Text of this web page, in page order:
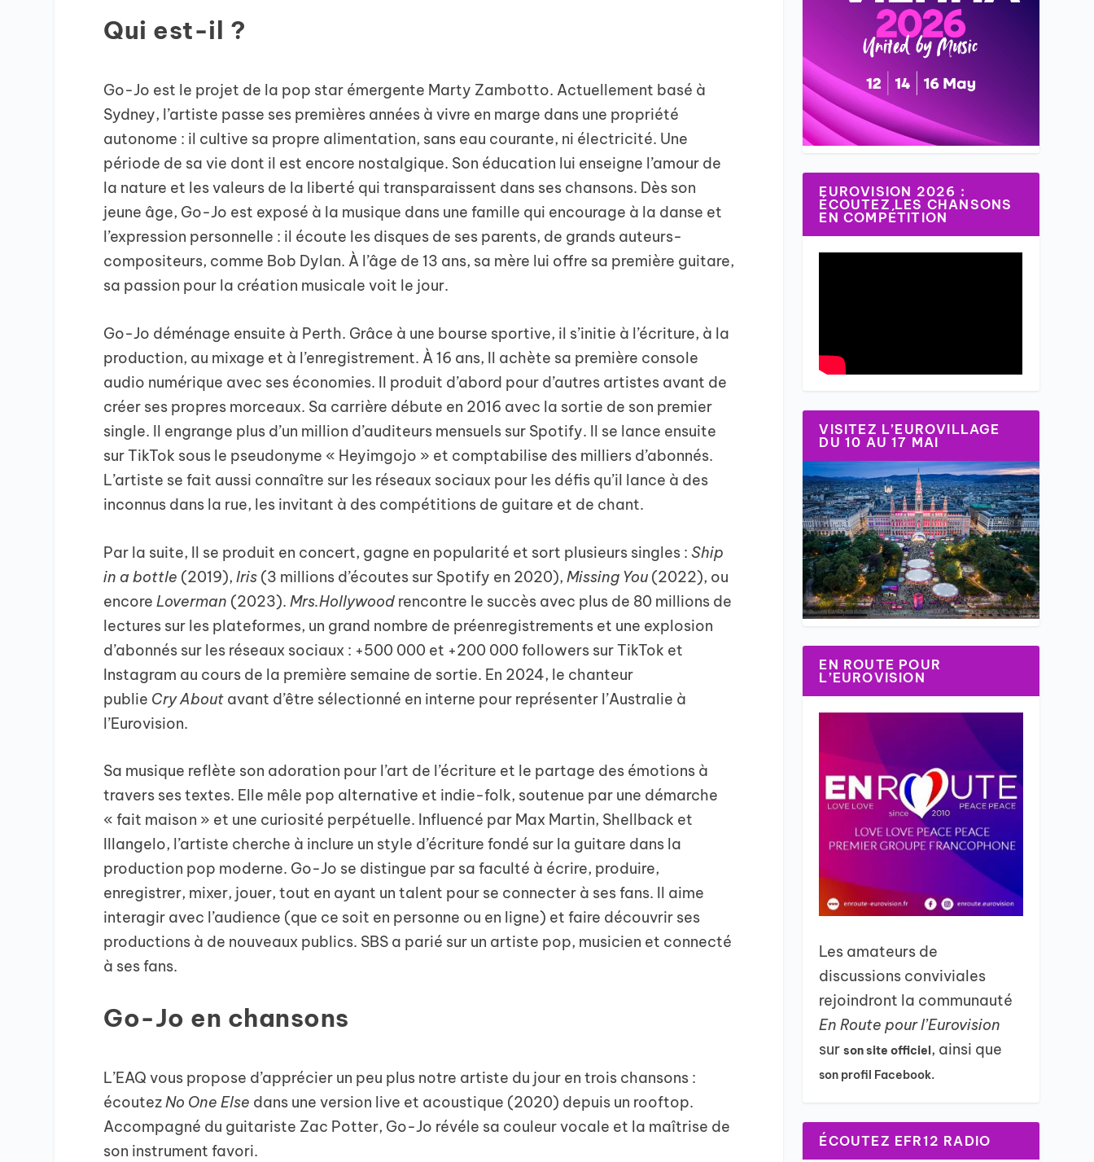
Qui est-il ?
Go-Jo est le projet de la pop star émergente Marty Zambotto. Actuellement basé à
Sydney, l’artiste passe ses premières années à vivre en marge dans une propriété
autonome : il cultive sa propre alimentation, sans eau courante, ni électricité. Une
période de sa vie dont il est encore nostalgique. Son éducation lui enseigne l’amour de
la nature et les valeurs de la liberté qui transparaissent dans ses chansons. Dès son
jeune âge, Go-Jo est exposé à la musique dans une famille qui encourage à la danse et
l’expression personnelle : il écoute les disques de ses parents, de grands auteurs-
compositeurs, comme Bob Dylan. À l’âge de 13 ans, sa mère lui offre sa première guitare,
sa passion pour la création musicale voit le jour.
Go-Jo déménage ensuite à Perth. Grâce à une bourse sportive, il s’initie à l’écriture, à la
production, au mixage et à l’enregistrement. À 16 ans, Il achète sa première console
audio numérique avec ses économies. Il produit d’abord pour d’autres artistes avant de
créer ses propres morceaux. Sa carrière débute en 2016 avec la sortie de son premier
single. Il engrange plus d’un million d’auditeurs mensuels sur Spotify. Il se lance ensuite
sur TikTok sous le pseudonyme « Heyimgojo » et comptabilise des milliers d’abonnés.
L’artiste se fait aussi connaître sur les réseaux sociaux pour les défis qu’il lance à des
inconnus dans la rue, les invitant à des compétitions de guitare et de chant.
Par la suite, Il se produit en concert, gagne en popularité et sort plusieurs singles :Ship
in a bottle (2019),Iris (3 millions d’écoutes sur Spotify en 2020),Missing You (2022), ou
encoreLoverman (2023).Mrs.Hollywood rencontre le succès avec plus de 80 millions de
lectures sur les plateformes, un grand nombre de préenregistrements et une explosion
d’abonnés sur les réseaux sociaux : +500 000 et +200 000 followers sur TikTok et
Instagram au cours de la première semaine de sortie. En 2024, le chanteur
publie CryAbout avant d’être sélectionné en interne pour représenter l’Australie à
l’Eurovision.
Sa musique reflète son adoration pour l’art de l’écriture et le partage des émotions à
travers ses textes. Elle mêle pop alternative et indie-folk, soutenue par une démarche
« fait maison » et une curiosité perpétuelle. Influencé par Max Martin, Shellback et
Illangelo, l’artiste cherche à inclure un style d’écriture fondé sur la guitare dans la
production pop moderne. Go-Jo se distingue par sa faculté à écrire, produire,
enregistrer, mixer, jouer, tout en ayant un talent pour se connecter à ses fans. Il aime
interagir avec l’audience (que ce soit en personne ou en ligne) et faire découvrir ses
productions à de nouveaux publics. SBS a parié sur un artiste pop, musicien et connecté
à ses fans.
Go-Jo en chansons
L’EAQ vous propose d’apprécier un peu plus notre artiste du jour en trois chansons :
écoutezNo One Else dans une version live et acoustique (2020) depuis un rooftop.
Accompagné du guitariste Zac Potter, Go-Jo révéle sa couleur vocale et la maîtrise de
son instrument favori.
EUROVISION 2026 :
ÉCOUTEZ LES CHANSONS
EN COMPÉTITION
VISITEZ L’EUROVILLAGE
DU 10 AU 17 MAI
EN ROUTE POUR
L’EUROVISION
Les amateurs de
discussions conviviales
rejoindront la communauté
En Route pour l’Eurovision
surson site officiel, ainsi que
son profil Facebook.
ÉCOUTEZ EFR12 RADIO